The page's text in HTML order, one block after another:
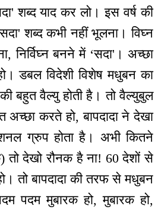
शब्द याद कर लो। इस वर्ष की
शब्द कभी नहीं भूलना। विघ्न
निर्विघ्न बनने में ‘सदा'। अच्छा
डबल विदेशी विशेष मधुबन का
बहुत वैल्यु होती है। तो वैल्युबुल
करते हो, बापदादा ने देखा
ग्रुप होता है। अभी कितने
तो देखो रौनक है ना! 60 देशों से
तो बापदादा की तरफ से मधुबन
पदम मुबारक हो, मुबारक हो,